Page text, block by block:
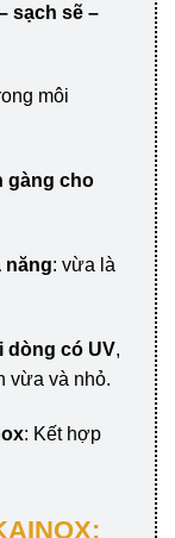
sạch sẽ –
môi
gàng cho
năng: vừa là
dòng có UV,
vừa và nhỏ.
: Kết hợp